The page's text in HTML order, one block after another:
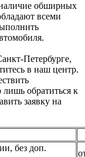
обширных
всеми
Петербурге,
в наш центр.
обратиться к
заявку на
без доп.